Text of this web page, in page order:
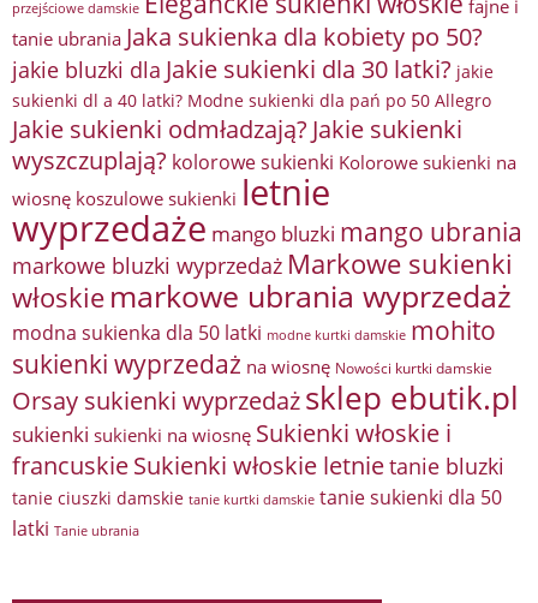
przejściowe damskie
fajne i
tanie ubrania Jaka sukienka dla kobiety po 50?
jakie bluzki dla Jakie sukienki dla 30 latki? jakie
sukienki dl a 40 latki? Modne sukienki dla pań po 50 Allegro
Jakie sukienki odmładzają? Jakie sukienki
wyszczuplają? kolorowe sukienki Kolorowe sukienki na
wiosnę koszulowe sukienki letnie
wyprzedaże mango bluzki mango ubrania
markowe bluzki wyprzedaż Markowe sukienki
włoskie markowe ubrania wyprzedaż
modna sukienka dla 50 latki modne kurtki damskie mohito
sukienki wyprzedaż na wiosnę Nowości kurtki damskie
Orsay sukienki wyprzedażsklep ebutik.pl
sukienki sukienki na wiosnę Sukienki włoskie i
francuskieSukienki włoskie letnietanie bluzki
tanie ciuszki damskie tanie kurtki damskie tanie sukienki dla 50
latki Tanie ubrania